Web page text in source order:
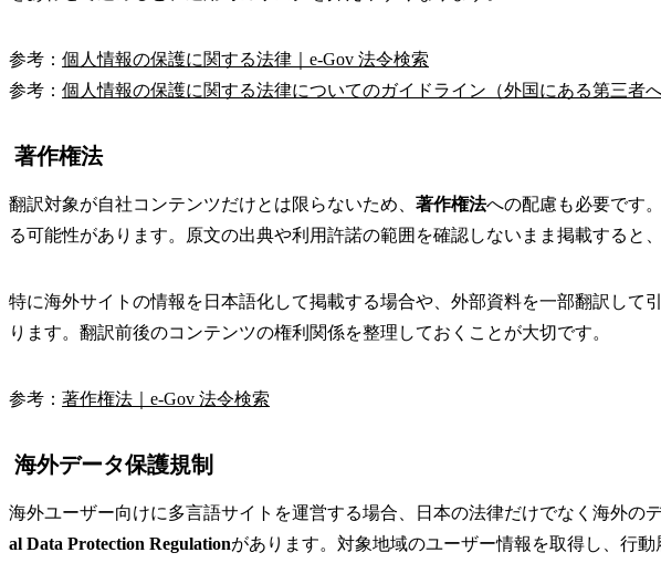
参考： 個人情報の保護に関する法律｜e-Gov 法令検索
参考： 個人情報の保護に関する法律についてのガイドライン（外国にある第三者
著作権法
翻訳対象が自社コンテンツだけとは限らないため、 著作権法への配慮も必要です
る可能性があります。原文の出典や利用許諾の範囲を確認しないまま掲載すると
特に海外サイトの情報を日本語化して掲載する場合や、外部資料を一部翻訳し
ります。翻訳前後のコンテンツの権利関係を整理しておくことが大切です。
参考： 著作権法｜e-Gov 法令検索
海外データ保護規制
海外ユーザー向けに多言語サイトを運営する場合、日本の法律だけでなく海外
al Data Protection Regulationがあります。対象地域のユーザー情報を取得し、行